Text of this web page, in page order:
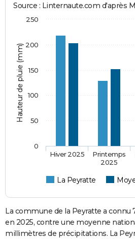
Hauteur de pluie (mm)
Source : Linternaute.com d'après
La Peyratte
Hiver 2025
Printemps
2025
0
50
100
150
200
250
La commune de la Peyratte a
en 2025, contre une moyenne
millimètres de précipitations. La